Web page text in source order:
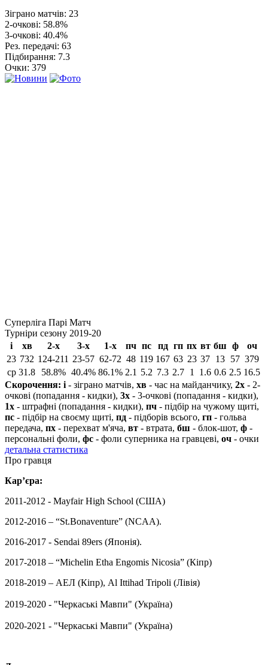
Зіграно матчів: 23
2-очкові: 58.8%
3-очкові: 40.4%
Рез. передачі: 63
Підбирання: 7.3
Очки: 379
Суперліга Парі Матч
Турніри сезону 2019-20
і
хв 2-х 3-х 1-х пч пс пд гп пх вт бш ф
оч
23 732 124-211 23-57 62-72 48 119 167 63 23 37 13 57 379
ср 31.8 58.8% 40.4% 86.1% 2.1 5.2 7.3 2.7 1 1.6 0.6 2.5 16.5
Скорочення: і - зіграно матчів, хв - час на майданчику, 2х - 2-
очкові (попадання - кидки), 3х - 3-очкові (попадання - кидки),
1х - штрафні (попадання - кидки), пч - підбір на чужому щиті,
пс - підбір на своєму щиті, пд - підборів всього, гп - гольва
передача, пх - перехват м'яча, вт - втрата, бш - блок-шот, ф -
персональні фоли, фс - фоли суперника на гравцеві, оч - очки
детальна статистика
Про гравця
Кар’єра:
2011-2012 - Mayfair High School (США)
2012-2016 – “St.Bonaventure” (NCAA).
2016-2017 - Sendai 89ers (Японія).
2017-2018 – “Michelin Etha Engomis Nicosia” (Кіпр)
2018-2019 – АЕЛ (Кіпр), Al Ittihad Tripoli (Лівія)
2019-2020 - "Черкаські Мавпи" (Україна)
2020-2021 - "Черкаські Мавпи" (Україна)